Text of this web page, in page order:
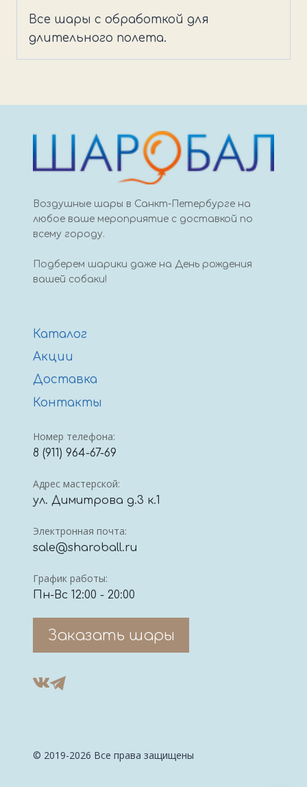
Все шары с обработкой для
длительного полета.
Воздушные шары в Санкт-Петербурге на
любое ваше мероприятие с доставкой по
всему городу.
Подберем шарики даже на День рождения
вашей собаки!
Каталог
Акции
Доставка
Контакты
Номер телефона:
8 (911) 964-67-69
Адрес мастерской:
ул. Димитрова д.3 к.1
Электронная почта:
sale@sharoball.ru
График работы:
Пн-Вс 12:00 - 20:00
Заказать шары
© 2019-2026 Все права защищены